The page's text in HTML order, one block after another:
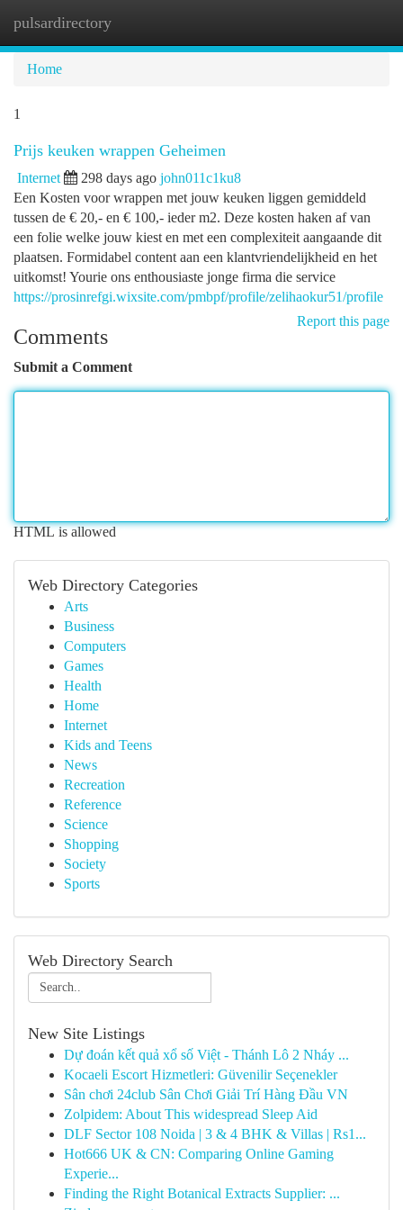
pulsardirectory
Home
1
Prijs keuken wrappen Geheimen
Internet 298 days ago john011c1ku8
Een Kosten voor wrappen met jouw keuken liggen gemiddeld
tussen de € 20,- en € 100,- ieder m2. Deze kosten haken af van
een folie welke jouw kiest en met een complexiteit aangaande dit
plaatsen. Formidabel content aan een klantvriendelijkheid en het
uitkomst! Yourie ons enthousiaste jonge firma die service
https://prosinrefgi.wixsite.com/pmbpf/profile/zelihaokur51/profile
Report this page
Comments
Submit a Comment
HTML is allowed
Web Directory Categories
Arts
Business
Computers
Games
Health
Home
Internet
Kids and Teens
News
Recreation
Reference
Science
Shopping
Society
Sports
Web Directory Search
New Site Listings
Dự đoán kết quả xổ số Việt - Thánh Lô 2 Nháy ...
Kocaeli Escort Hizmetleri: Güvenilir Seçenekler
Sân chơi 24club Sân Chơi Giải Trí Hàng Đầu VN
Zolpidem: About This widespread Sleep Aid
DLF Sector 108 Noida | 3 & 4 BHK & Villas | Rs1...
Hot666 UK & CN: Comparing Online Gaming
Experie...
Finding the Right Botanical Extracts Supplier: ...